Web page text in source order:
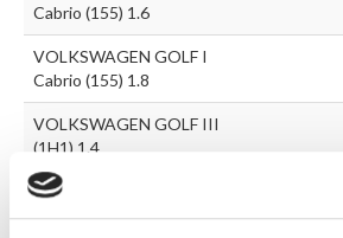
Cabrio (155) 1.6
VOLKSWAGEN GOLF I
Cabrio (155) 1.8
VOLKSWAGEN GOLF III
(1H1) 1.4
VOLKSWAGEN GOLF III
(1H1) 1.6